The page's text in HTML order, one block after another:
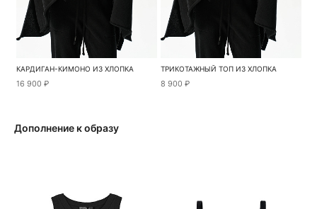
КАРДИГАН-КИМОНО ИЗ ХЛОПКА
16 900 ₽
ТРИКОТАЖНЫЙ ТОП ИЗ ХЛОПКА
8 900 ₽
Дополнение к образу